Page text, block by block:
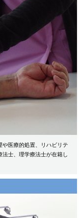
医療的処置、リハビリテ
士、理学療法士が在籍し